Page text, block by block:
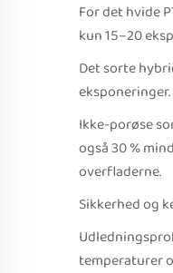
For det hvide
kun 15–20
Det sorte
eksponeringer.
Ikke-porøse
også 30 %
overfladerne.
Sikkerhed og
temperaturer